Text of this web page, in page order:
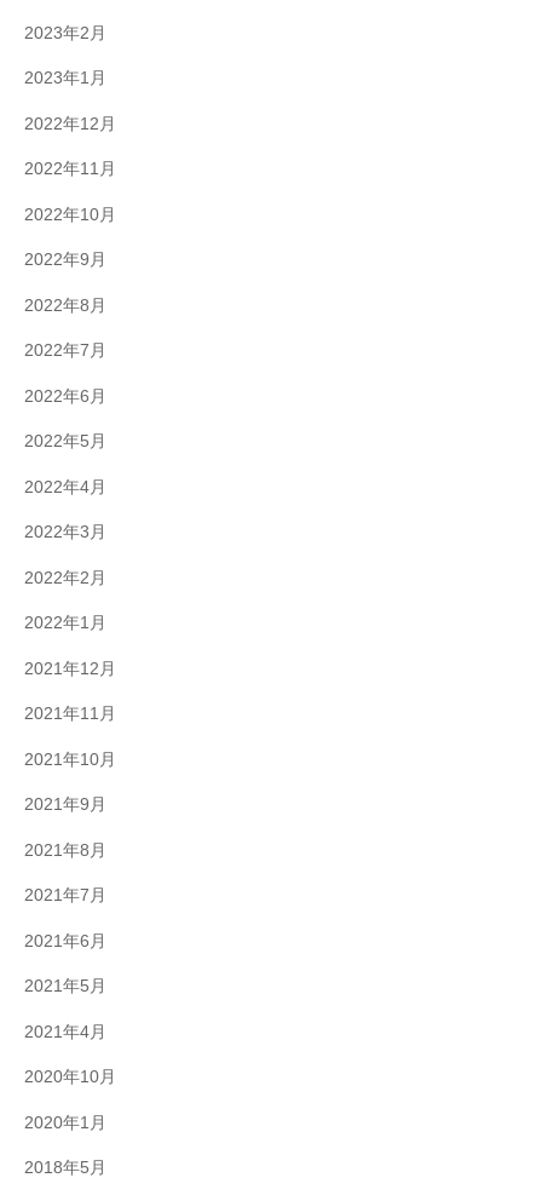
2023年2月
2023年1月
2022年12月
2022年11月
2022年10月
2022年9月
2022年8月
2022年7月
2022年6月
2022年5月
2022年4月
2022年3月
2022年2月
2022年1月
2021年12月
2021年11月
2021年10月
2021年9月
2021年8月
2021年7月
2021年6月
2021年5月
2021年4月
2020年10月
2020年1月
2018年5月